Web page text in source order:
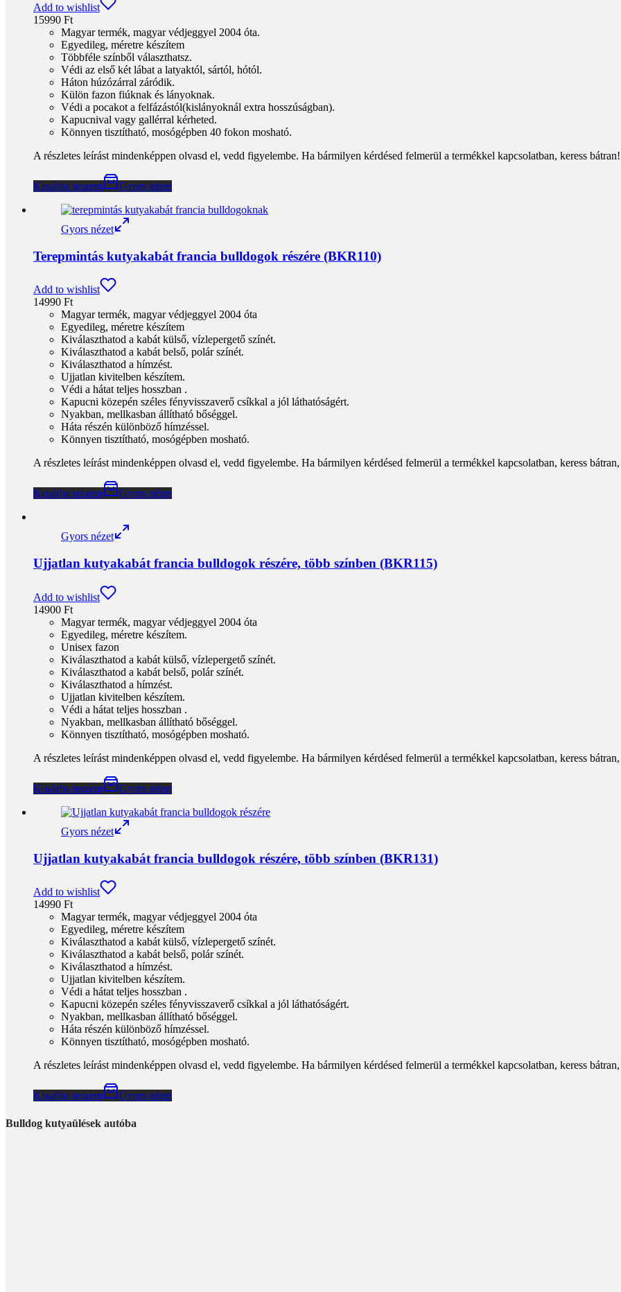
Add to wishlist
15990 Ft
Magyar termék, magyar védjeggyel 2004 óta.
Egyedileg, méretre készítem
Többféle színből választhatsz.
Védi az első két lábat a latyaktól, sártól, hótól.
Háton húzózárral záródik.
Külön fazon fiúknak és lányoknak.
Védi a pocakot a felfázástól(kislányoknál extra hosszúságban).
Kapucnival vagy gallérral kérheted.
Könnyen tisztítható, mosógépben 40 fokon mosható.
A részletes leírást mindenképpen olvasd el, vedd figyelembe. Ha bármilyen kérdésed felmerül a termékkel kapcsolatban, keress bátran!
Kosárba teszem Gyors nézet
Gyors nézet
Terepmintás kutyakabát francia bulldogok részére (BKR110)
Add to wishlist
14990 Ft
Magyar termék, magyar védjeggyel 2004 óta
Egyedileg, méretre készítem
Kiválaszthatod a kabát külső, vízlepergető színét.
Kiválaszthatod a kabát belső, polár színét.
Kiválaszthatod a hímzést.
Ujjatlan kivitelben készítem.
Védi a hátat teljes hosszban .
Kapucni közepén széles fényvisszaverő csíkkal a jól láthatóságért.
Nyakban, mellkasban állítható bőséggel.
Háta részén különböző hímzéssel.
Könnyen tisztítható, mosógépben mosható.
A részletes leírást mindenképpen olvasd el, vedd figyelembe. Ha bármilyen kérdésed felmerül a termékkel kapcsolatban, keress
Kosárba teszem Gyors nézet
Gyors nézet
Ujjatlan kutyakabát francia bulldogok részére, több színben (BKR115)
Add to wishlist
14900 Ft
Magyar termék, magyar védjeggyel 2004 óta
Egyedileg, méretre készítem.
Unisex fazon
Kiválaszthatod a kabát külső, vízlepergető színét.
Kiválaszthatod a kabát belső, polár színét.
Kiválaszthatod a hímzést.
Ujjatlan kivitelben készítem.
Védi a hátat teljes hosszban .
Nyakban, mellkasban állítható bőséggel.
Könnyen tisztítható, mosógépben mosható.
A részletes leírást mindenképpen olvasd el, vedd figyelembe. Ha bármilyen kérdésed felmerül a termékkel kapcsolatban, keress
Kosárba teszem Gyors nézet
Gyors nézet
Ujjatlan kutyakabát francia bulldogok részére, több színben (BKR131)
Add to wishlist
14990 Ft
Magyar termék, magyar védjeggyel 2004 óta
Egyedileg, méretre készítem
Kiválaszthatod a kabát külső, vízlepergető színét.
Kiválaszthatod a kabát belső, polár színét.
Kiválaszthatod a hímzést.
Ujjatlan kivitelben készítem.
Védi a hátat teljes hosszban .
Kapucni közepén széles fényvisszaverő csíkkal a jól láthatóságért.
Nyakban, mellkasban állítható bőséggel.
Háta részén különböző hímzéssel.
Könnyen tisztítható, mosógépben mosható.
A részletes leírást mindenképpen olvasd el, vedd figyelembe. Ha bármilyen kérdésed felmerül a termékkel kapcsolatban, keress
Kosárba teszem Gyors nézet
Bulldog kutyaülések autóba